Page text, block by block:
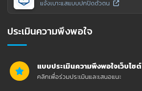
แจ้งเบาะแสแบบปกปิดตัวตน
ประเมินความพึงพอใจ
แบบประเมินความพึงพอใจเว็บไซต์
คลิกเพื่อร่วมประเมินและเสนอแนะ